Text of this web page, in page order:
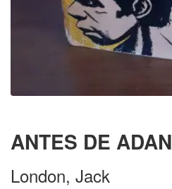
ANTES DE ADAN
London, Jack